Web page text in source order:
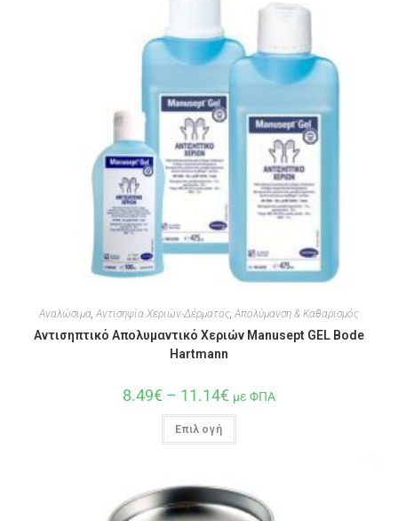
Αναλώσιμα, Αντισηψία Χεριών-Δέρματος, Απολύμανση & Καθαρισμός
Αντισηπτικό Απολυμαντικό Χεριών Manusept GEL Bode
Hartmann
8.49€ – 11.14€ με ΦΠΑ
Επιλογή